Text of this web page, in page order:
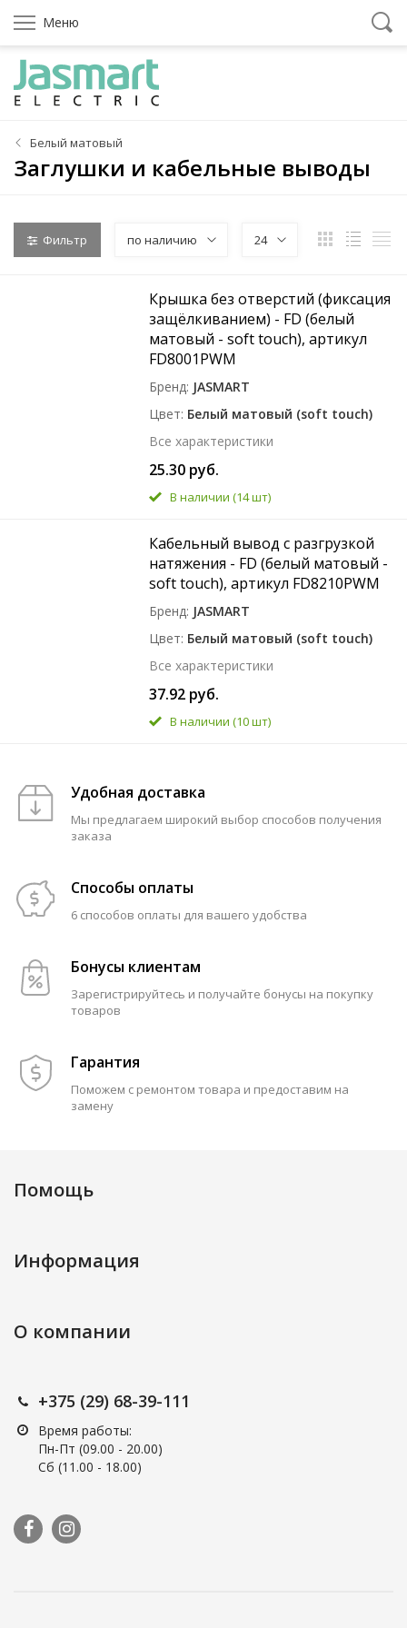
Меню
Белый матовый
Заглушки и кабельные выводы
Фильтр по наличию 24
Крышка без отверстий (фиксация
защёлкиванием) - FD (белый
матовый - soft touch), артикул
FD8001PWM
Бренд JASMART
Цвет Белый матовый (soft touch)
Все характеристики
25.30 руб.
В наличии (14 шт)
Кабельный вывод с разгрузкой
натяжения - FD (белый матовый -
soft touch), артикул FD8210PWM
Бренд JASMART
Цвет Белый матовый (soft touch)
Все характеристики
37.92 руб.
В наличии (10 шт)
Удобная доставка
Мы предлагаем широкий выбор способов получения
заказа
Способы оплаты
6 способов оплаты для вашего удобства
Бонусы клиентам
Зарегистрируйтесь и получайте бонусы на покупку
товаров
Гарантия
Поможем с ремонтом товара и предоставим на
замену
Помощь
Информация
О компании
+375 (29) 68-39-111
Время работы:
Пн-Пт (09.00 - 20.00)
Сб (11.00 - 18.00)